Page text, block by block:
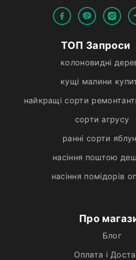
ТОП Запроси
колоновидні
кущі малини
найкращі сорти
сорти агрусу
ранні сорти
насіння поштою
насіння помідорів
Про
Блог
Оплата і